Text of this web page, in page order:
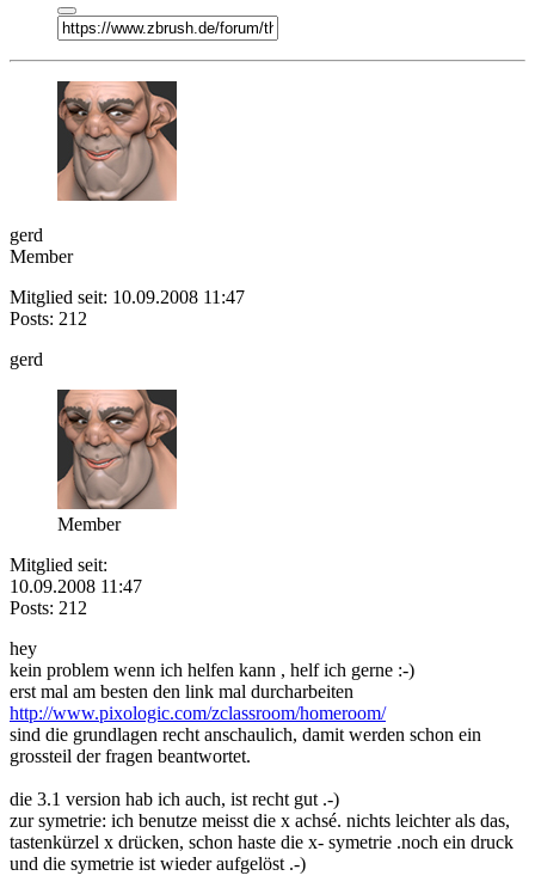
gerd
Member
Mitglied seit: 10.09.2008 11:47
Posts: 212
gerd
Member
Mitglied seit:
10.09.2008 11:47
Posts: 212
hey
kein problem wenn ich helfen kann , helf ich gerne :-)
erst mal am besten den link mal durcharbeiten
http://www.pixologic.com/zclassroom/homeroom/
sind die grundlagen recht anschaulich, damit werden schon ein
grossteil der fragen beantwortet.
die 3.1 version hab ich auch, ist recht gut .-)
zur symetrie: ich benutze meisst die x achsé. nichts leichter als das,
tastenkürzel x drücken, schon haste die x- symetrie .noch ein druck
und die symetrie ist wieder aufgelöst .-)